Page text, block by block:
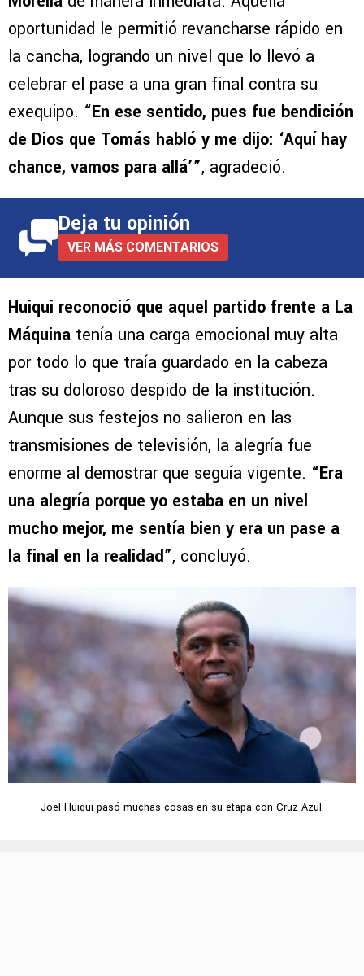
oportunidad le permitió revancharse rápido en
la cancha, logrando un nivel que lo llevó a
celebrar el pase a una gran final contra su
exequipo. “En ese sentido, pues fue bendición
de Dios que Tomás habló y me dijo: ‘Aquí hay
chance, vamos para allá’”, agradeció.
Deja tu opinión
VER MÁS COMENTARIOS
Huiqui reconoció que aquel partido frente a La
Máquina tenía una carga emocional muy alta
por todo lo que traía guardado en la cabeza
tras su doloroso despido de la institución.
Aunque sus festejos no salieron en las
transmisiones de televisión, la alegría fue
enorme al demostrar que seguía vigente. “Era
una alegría porque yo estaba en un nivel
mucho mejor, me sentía bien y era un pase a
la final en la realidad”, concluyó.
Joel Huiqui pasó muchas cosas en su etapa con Cruz Azul.